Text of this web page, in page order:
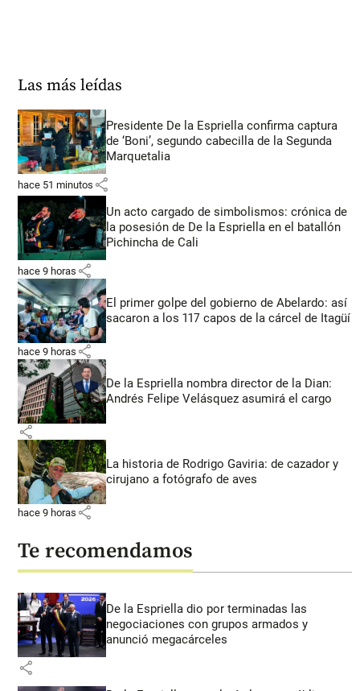
Las más leídas
Presidente De la Espriella confirma captura
de ‘Boni’, segundo cabecilla de la Segunda
Marquetalia
hace 51 minutos share
Un acto cargado de simbolismos: crónica de
la posesión de De la Espriella en el batallón
Pichincha de Cali
hace 9 horas share
El primer golpe del gobierno de Abelardo: así
sacaron a los 117 capos de la cárcel de Itagüí
hace 9 horas share
De la Espriella nombra director de la Dian:
Andrés Felipe Velásquez asumirá el cargo
share
La historia de Rodrigo Gaviria: de cazador y
cirujano a fotógrafo de aves
hace 9 horas share
Te recomendamos
De la Espriella dio por terminadas las
negociaciones con grupos armados y
anunció megacárceles
share